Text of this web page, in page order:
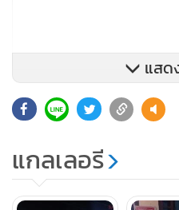
ทั้งนี้เมื่อเวลา 07.00 น.วันที่ 9
วัตถุระเบิดคาดว่าเป็นแบบประ
ประชุมศาลากลาง จ.ท่าขี้เหล็ก
ความเสียหายหลายคัน แต่ไม่มีผู้
ประมาณ 22.00 น.วันเดียวกัน
แสด
แกลเลอรี